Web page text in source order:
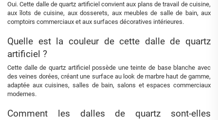
Oui. Cette dalle de quartz artificiel convient aux plans de travail de cuisine,
aux îlots de cuisine, aux dosserets, aux meubles de salle de bain, aux
comptoirs commerciaux et aux surfaces décoratives intérieures.
Quelle est la couleur de cette dalle de quartz
artificiel ?
Cette dalle de quartz artificiel possède une teinte de base blanche avec
des veines dorées, créant une surface au look de marbre haut de gamme,
adaptée aux cuisines, salles de bain, salons et espaces commerciaux
modernes.
Comment les dalles de quartz sont-elles